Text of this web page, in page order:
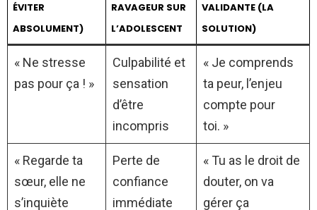
ÉVITER
ABSOLUMENT)
RAVAGEUR SUR
L’ADOLESCENT
VALIDANTE (LA
SOLUTION)
« Ne stresse
pas pour ça ! »
Culpabilité et
sensation
d’être
incompris
« Je comprends
ta peur, l’enjeu
compte pour
toi. »
« Regarde ta
sœur, elle ne
s’inquiète
Perte de
confiance
immédiate
« Tu as le droit de
douter, on va
gérer ça